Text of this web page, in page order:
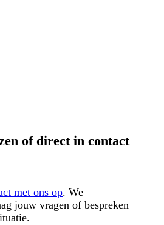
of direct in contact
met ons op. We
jouw vragen of bespreken